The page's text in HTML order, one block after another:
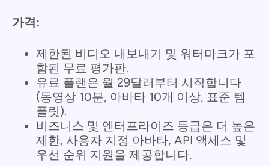
가격:
제한된 비디오 내보내기 및 워터마크가 포
함된 무료 평가판.
유료 플랜은 월 29달러부터 시작합니다
(동영상 10분, 아바타 10개 이상, 표준 템
플릿).
비즈니스 및 엔터프라이즈 등급은 더 높은
제한, 사용자 지정 아바타, API 액세스 및
우선 순위 지원을 제공합니다.